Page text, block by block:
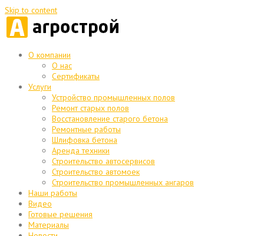
Skip to content
О компании
О нас
Сертификаты
Услуги
Устройство промышленных полов
Ремонт старых полов
Восстановление старого бетона
Ремонтные работы
Шлифовка бетона
Аренда техники
Строительство автосервисов
Строительство автомоек
Строительство промышленных ангаров
Наши работы
Видео
Готовые решения
Материалы